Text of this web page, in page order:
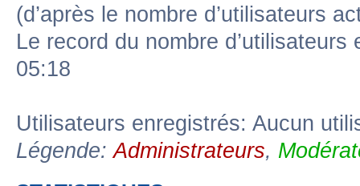
(d’après le nombre d’utilisateurs
Le record du nombre
05:18
Utilisateurs enregistrés: Aucun
Légende:Administrateurs,